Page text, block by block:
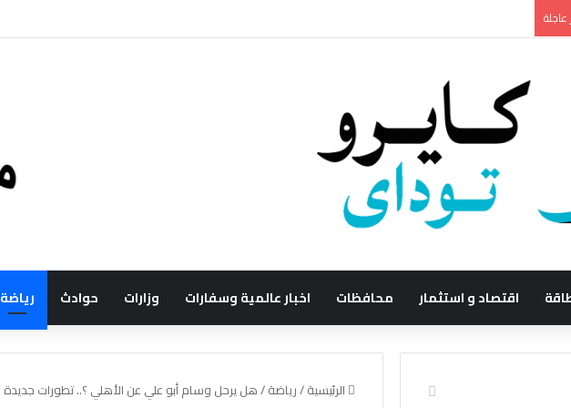
عاجلة
اقتصاد و استثمار محافظات اخبار عالمية وسفارات وزارات حوادث رياضة
الرئيسية/رياضة/هل يرحل وسام أبو علي عن الأهلي ؟.. تطورات جديدة